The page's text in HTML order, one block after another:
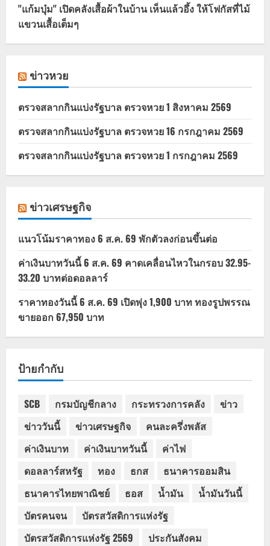
"แก้มบุ๋ม" เปิดคลังเสื้อผ้าในบ้าน เห็นแล้วอึ้ง ให้โฟกัสที่ไม้
แขวนเสื้อเต็มๆ
ข่าวหวย
ตรวจสลากกินแบ่งรัฐบาล ตรวจหวย 1 สิงหาคม 2569
ตรวจสลากกินแบ่งรัฐบาล ตรวจหวย 16 กรกฎาคม 2569
ตรวจสลากกินแบ่งรัฐบาล ตรวจหวย 1 กรกฎาคม 2569
ข่าวเศรษฐกิจ
แนวโน้มราคาทอง 6 ส.ค. 69 พักตัวลงก่อนขึ้นต่อ
ค่าเงินบาทวันนี้ 6 ส.ค. 69 คาดเคลื่อนไหวในกรอบ 32.95-
33.20 บาทต่อดอลลาร์
ราคาทองวันนี้ 6 ส.ค. 69 เปิดพุ่ง 1,900 บาท ทองรูปพรรณ
ขายออก 67,950 บาท
ป้ายกำกับ
SCB กรมบัญชีกลาง กระทรวงการคลัง
ข่าว
ข่าววันนี้
ข่าวเศรษฐกิจ
คนละครึ่งพลัส
ค่าเงินบาท
ค่าเงินบาทวันนี้
ค่าไฟ
ดอลลาร์สหรัฐ
ทอง ธกส
ธนาคารออมสิน
ธนาคารไทยพาณิชย์
ธอส น้ำมัน
น้ำมันวันนี้
บัตรคนจน
บัตรสวัสดิการแห่งรัฐ
บัตรสวัสดิการแห่งรัฐ 2569
ประกันสังคม